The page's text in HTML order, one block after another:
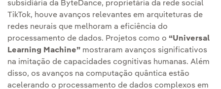
subsidiária da ByteDance, proprietária da rede social
TikTok, houve avanços relevantes em arquiteturas de
redes neurais que melhoram a eficiência do
processamento de dados. Projetos como o “Universal
Learning Machine” mostraram avanços significativos
na imitação de capacidades cognitivas humanas. Além
disso, os avanços na computação quântica estão
acelerando o processamento de dados complexos em